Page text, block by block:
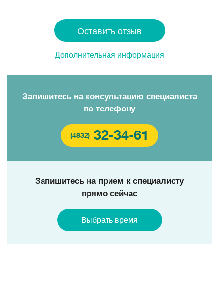
Оставить отзыв
Дополнительная информация
Запишитесь на консультацию специалиста
по телефону
(4832) 32-34-61
Запишитесь на прием к специалисту
прямо сейчас
Выбрать время